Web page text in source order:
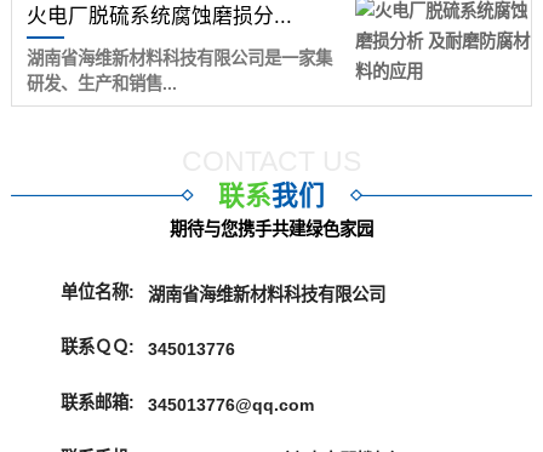
火电厂脱硫系统腐蚀磨损分...
湖南省海维新材料科技有限公司是一家集
研发、生产和销售...
联系我们
期待与您携手共建绿色家园
单位名称: 湖南省海维新材料科技有限公司
联系ＱＱ: 345013776
联系邮箱: 345013776@qq.com